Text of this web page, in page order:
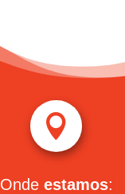

Onde estamos: